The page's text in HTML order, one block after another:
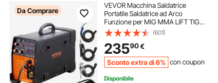
Da Comprare
VEVOR Macchina Saldatrice
Portatile Saldatrice ad Arco
Funzione per MIG MMA LIFT TIG
Corrente tra 50-250 A, Saldatrice
Portatile Spessore del Filo,
Saldatrice ad Arco Portatile 8,4kg
(601)
23590€
Sconto extra di 6% con coupon
Disponibile